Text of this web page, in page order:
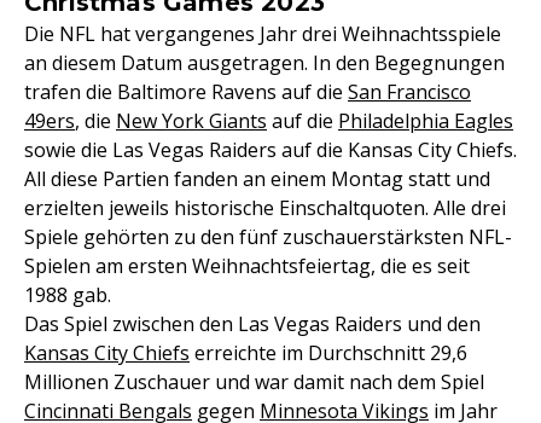
Die NFL hat vergangenes Jahr drei Weihnachtsspiele
an diesem Datum ausgetragen. In den Begegnungen
trafen die Baltimore Ravens auf die San Francisco
49ers, die New York Giants auf die Philadelphia Eagles
sowie die Las Vegas Raiders auf die Kansas City Chiefs.
All diese Partien fanden an einem Montag statt und
erzielten jeweils historische Einschaltquoten. Alle drei
Spiele gehörten zu den fünf zuschauerstärksten NFL-
Spielen am ersten Weihnachtsfeiertag, die es seit
1988 gab.
Das Spiel zwischen den Las Vegas Raiders und den
Kansas City Chiefs erreichte im Durchschnitt 29,6
Millionen Zuschauer und war damit nach dem Spiel
Cincinnati Bengals gegen Minnesota Vikings im Jahr